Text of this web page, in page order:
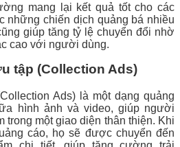
mang lại kết quả tốt cho các
những chiến dịch quảng bá nhiều
giúp tăng tỷ lệ chuyển đổi nhờ
cao với người dùng.
tập (Collection Ads)
Ads) là một dạng quảng
hình ảnh và video, giúp người
trong một giao diện thân thiện. Khi
cáo, họ sẽ được chuyển đến